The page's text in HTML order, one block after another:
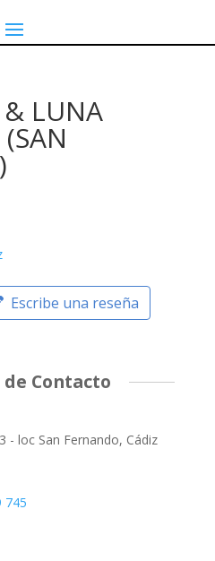
LUNA
Escribe una reseña
Contacto
- loc San Fernando, Cádiz
745